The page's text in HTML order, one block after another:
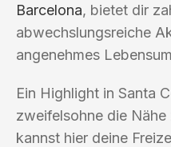
Barcelona, bietet dir
abwechslungsreiche
angenehmes
Ein Highlight in Santa
zweifelsohne die
kannst hier deine